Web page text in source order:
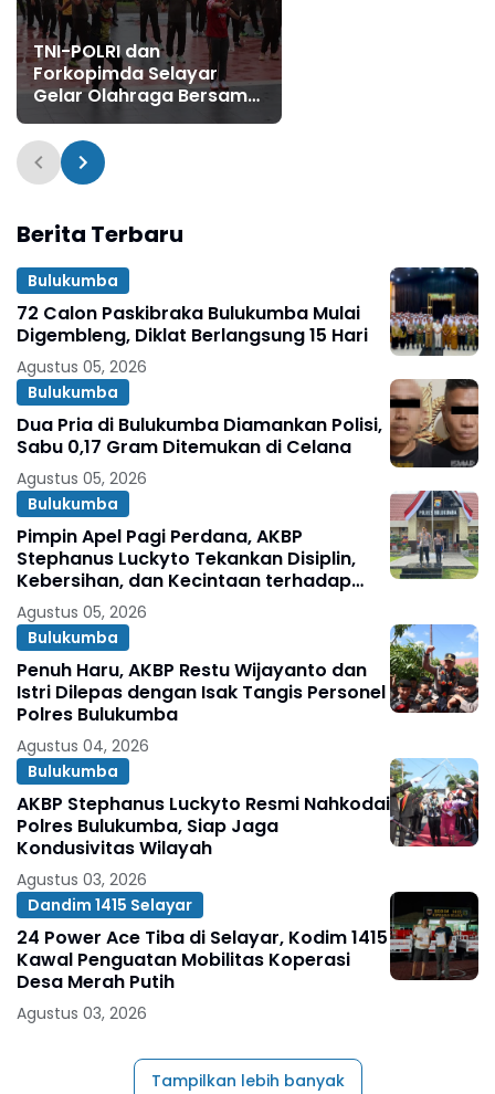
TNI-POLRI dan
Forkopimda Selayar
Gelar Olahraga Bersama
Sambut Hari
Bhayangkara ke-79
Berita Terbaru
Bulukumba
72 Calon Paskibraka Bulukumba Mulai
Digembleng, Diklat Berlangsung 15 Hari
Agustus 05, 2026
Bulukumba
Dua Pria di Bulukumba Diamankan Polisi,
Sabu 0,17 Gram Ditemukan di Celana
Agustus 05, 2026
Bulukumba
Pimpin Apel Pagi Perdana, AKBP
Stephanus Luckyto Tekankan Disiplin,
Kebersihan, dan Kecintaan terhadap
Organisasi
Agustus 05, 2026
Bulukumba
Penuh Haru, AKBP Restu Wijayanto dan
Istri Dilepas dengan Isak Tangis Personel
Polres Bulukumba
Agustus 04, 2026
Bulukumba
AKBP Stephanus Luckyto Resmi Nahkodai
Polres Bulukumba, Siap Jaga
Kondusivitas Wilayah
Agustus 03, 2026
Dandim 1415 Selayar
24 Power Ace Tiba di Selayar, Kodim 1415
Kawal Penguatan Mobilitas Koperasi
Desa Merah Putih
Agustus 03, 2026
Tampilkan lebih banyak